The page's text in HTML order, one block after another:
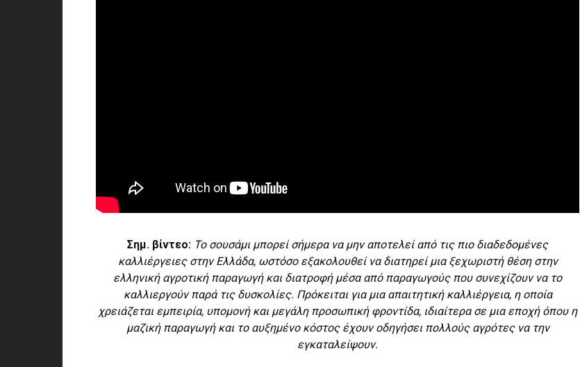
Σημ. βίντεο: Το σουσάμι μπορεί σήμερα να μην αποτελεί από τις πιο διαδεδομένες
καλλιέργειες στην Ελλάδα, ωστόσο εξακολουθεί να διατηρεί μια ξεχωριστή θέση στην
ελληνική αγροτική παραγωγή και διατροφή μέσα από παραγωγούς που συνεχίζουν να το
καλλιεργούν παρά τις δυσκολίες. Πρόκειται για μια απαιτητική καλλιέργεια, η οποία
χρειάζεται εμπειρία, υπομονή και μεγάλη προσωπική φροντίδα, ιδιαίτερα σε μια εποχή όπου η
μαζική παραγωγή και το αυξημένο κόστος έχουν οδηγήσει πολλούς αγρότες να την
εγκαταλείψουν.